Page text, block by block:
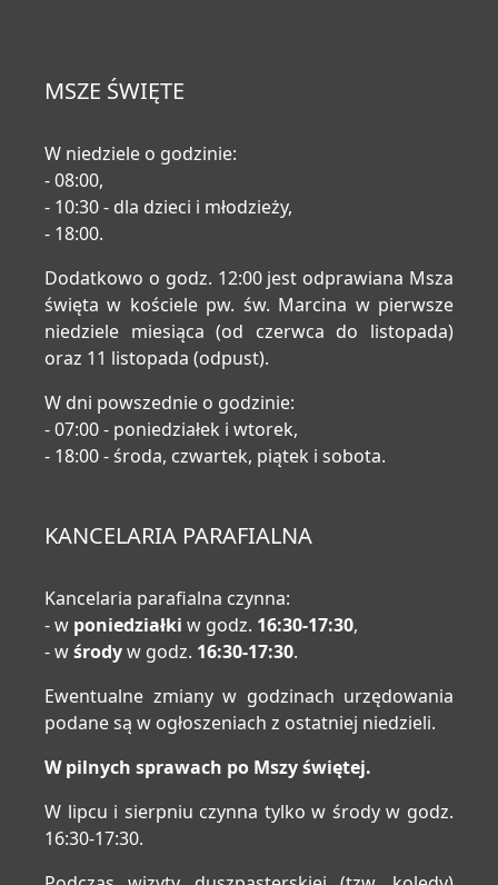
MSZE ŚWIĘTE
W niedziele o godzinie:
- 08:00,
- 10:30 - dla dzieci i młodzieży,
- 18:00.
Dodatkowo o godz. 12:00 jest odprawiana Msza
święta w kościele pw. św. Marcina w pierwsze
niedziele miesiąca (od czerwca do listopada)
oraz 11 listopada (odpust).
W dni powszednie o godzinie:
- 07:00 - poniedziałek i wtorek,
- 18:00 - środa, czwartek, piątek i sobota.
KANCELARIA PARAFIALNA
Kancelaria parafialna czynna:
- w poniedziałki w godz. 16:30-17:30,
- wśrodyw godz. 16:30-17:30.
Ewentualne zmiany w godzinach urzędowania
podane są w ogłoszeniach z ostatniej niedzieli.
W pilnych sprawach po Mszy świętej.
W lipcu i sierpniu czynna tylko w środy w godz.
16:30-17:30.